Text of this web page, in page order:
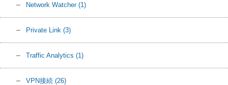
Network Watcher (1)
Private Link (3)
Traffic Analytics (1)
VPN接続 (26)